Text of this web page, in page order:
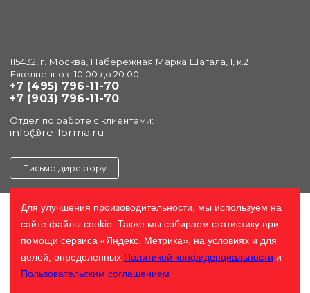
115432, г. Москва, Набережная Марка Шагала, 1, к.2
Ежедневно с 10:00 до 20:00
+7 (495) 796-11-70
+7 (903) 796-11-70
Отдел по работе с клиентами:
info@re-forma.ru
Письмо директору
Для улучшения произоводительности, мы используем на
сайте файлы cookie. Также мы собираем статистику при
помощи сервиса «Яндекс. Метрика», на условиях и для
целей, определенных Политикой конфиденциальности и
Пользовательским соглашением